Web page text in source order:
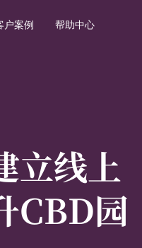
户案例 帮助中心
立线上
CBD园